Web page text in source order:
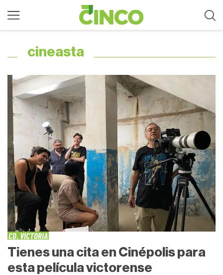
cineasta
CD. VICTORIA
Tienes una cita en Cinépolis para
esta película victorense